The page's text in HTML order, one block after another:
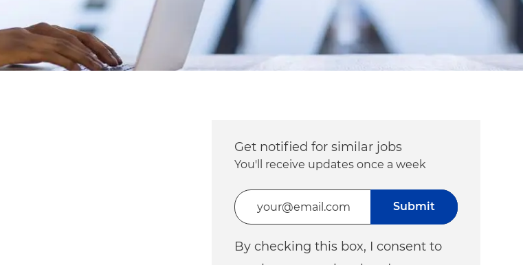
Get notified for similar jobs
You'll receive updates once a week
Enter Email address (Required)
By checking this box, I consent to
Submit